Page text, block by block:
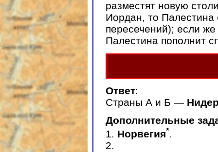
разместят новую
Иордан, то Палестина
пересечений); если же
Палестина пополнит
Ответ:
Страны А и Б —
Дополнительные
1. Норвегия*.
2.